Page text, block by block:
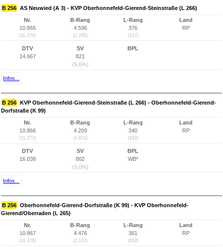
B 256 AS Neuwied (A 3) - KVP Oberhonnefeld-Gierend-Steinstraße (L 266)
Nr.
10.865
(11.276)
B-Rang
4.596
(2.245)
L-Rang
376
(217)
Land
RP
DTV
14.667
SV
821
(5,6%)
BPL
Infos...
B 256 KVP Oberhonnefeld-Gierend-Steinstraße (L 266) - Oberhonnefeld-Gierend-
Dorfstraße (K 99)
Nr.
10.866
(11.277)
B-Rang
4.209
(1.872)
L-Rang
340
(182)
Land
RP
DTV
16.038
SV
802
(5,0%)
BPL
WB*
Infos...
B 256 Oberhonnefeld-Gierend-Dorfstraße (K 99) - KVP Oberhonnefeld-
Gierend/Oberraden (L 265)
Nr.
10.867
(11.278)
B-Rang
4.476
(2.132)
L-Rang
361
(202)
Land
RP